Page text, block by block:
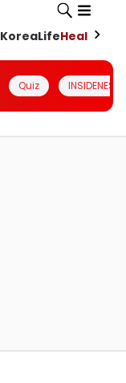
KoreaLifeHealth
Quiz INSIDENESIA